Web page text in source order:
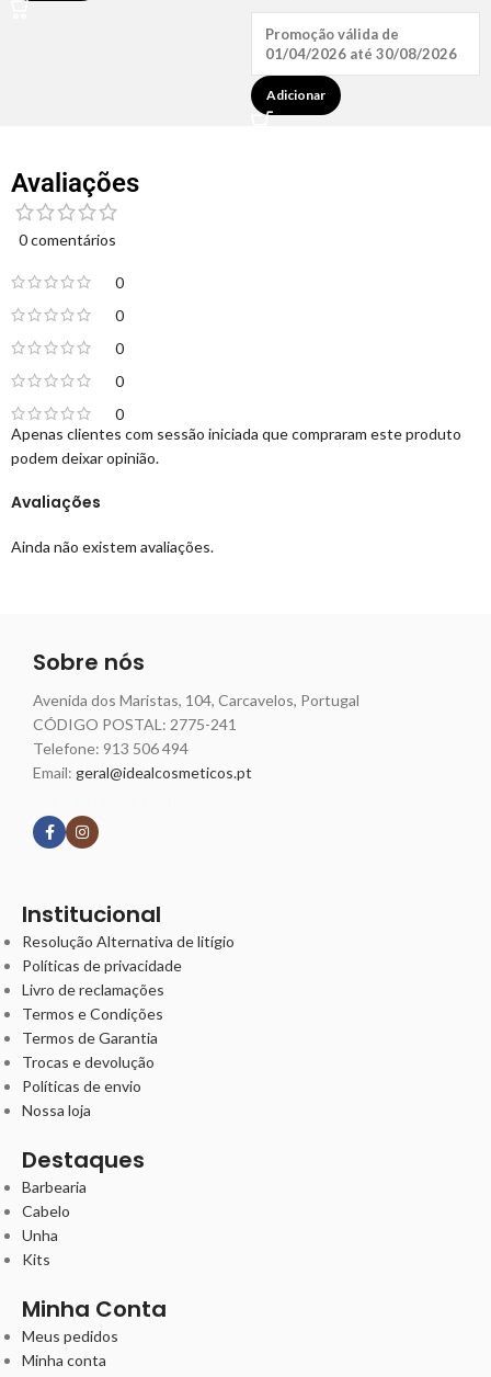
Promoção válida de
01/04/2026 até 30/08/2026
Adicionar
Avaliações
0 comentários
0
0
0
0
0
Avaliações
Ainda não existem avaliações.
Apenas clientes com sessão iniciada que compraram este produto
podem deixar opinião.
Sobre nós
Avenida dos Maristas, 104, Carcavelos, Portugal
CÓDIGO POSTAL: 2775-241
Telefone: 913 506 494
Email: geral@idealcosmeticos.pt
Institucional
Resolução Alternativa de litígio
Políticas de privacidade
Livro de reclamações
Termos e Condições
Termos de Garantia
Trocas e devolução
Políticas de envio
Nossa loja
Destaques
Barbearia
Cabelo
Unha
Kits
Minha Conta
Meus pedidos
Minha conta